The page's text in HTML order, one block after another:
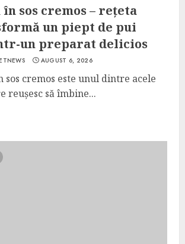
în sos cremos – rețeta
un piept de pui
un preparat delicios
AUGUST 6, 2026
sos cremos este unul dintre acele
reușesc să îmbine...